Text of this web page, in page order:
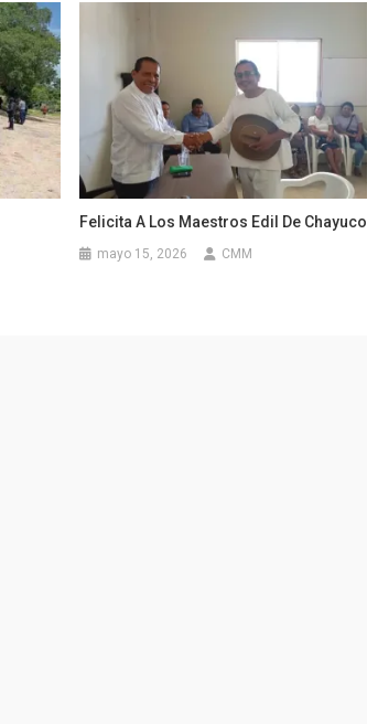
Felicita A Los Maestros Edil De Chayuco
mayo 15, 2026 CMM